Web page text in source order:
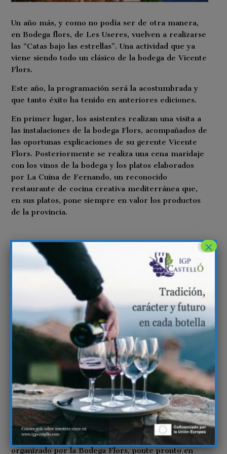
Un año más, y como no podía ser de otra manera,
en Bodega flors, de Les Useres, vuelven a realizarse
las “Catas bajo las estrellas”. Una actividad que ya
viene siendo todo un clásico de la bodega de Vicente
Flors.
Este año, la programación será la acostumbrada y
que tanto éxito ha tenido en anteriores ediciones.
En primer lugar, los asistentes realizan una visita a
las instalaciones de la bodega Flors, acompañados de
las oportunas explicaciones de su gerente Vicente
Flors. Posteriormente se realiza una cena maridaje
con los vinos de la bodega y los platos elaborados
por La Cuina de Fernando, un reconocido
restaurante de cocina creativa mediterránea que,
en sus platos, pone siempre en valor los productos
de la provincia.
Posteriormente a la cena, cuando cae la noche en la
bodega, empieza la observación del cielo y la
contemplación de las estrellas en el cielo de la
bodega, en plena naturaleza y alejado de la
contaminación lumínica. Es el turno del astrónomo
Germán Peris, el cual muestra a través del
telescopio y con la ayuda de un puntero láser las
estrellas y constelaciones que pueden apreciarse, y
especialmente aquellas que, desde las culturas
Griega y Romana principalmente, están asociadas al
En esta edición se han programado dos fechas, los
sábados 4 y 18 de junio, pero debido a que se han
agotado las localidades muy rápido, se ha habilitado
una nueva fecha, el sábado 25 de junio.
Así que ya sabes, si quieres asistir a este evento
organizado por la Bodega Flors, ponte pronto en
×